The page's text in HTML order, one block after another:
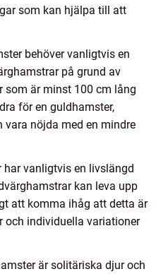
som kan hjälpa till att
behöver vanligtvis en
på grund av
som är minst 100 cm lång
för en guldhamster,
vara nöjda med en mindre
vanligtvis en livslängd
kan leva upp
att komma ihåg att detta är
individuella variationer
är solitäriska djur och